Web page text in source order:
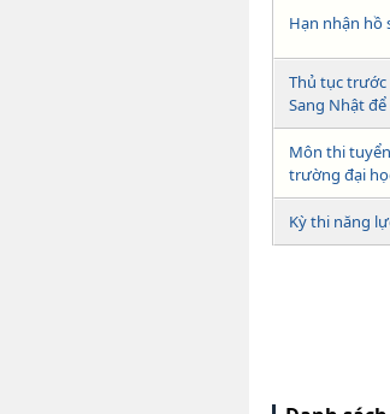
Hạn nhận hồ
Thủ tục trước
Sang Nhật
Môn thi
trường đại
Kỳ thi năng